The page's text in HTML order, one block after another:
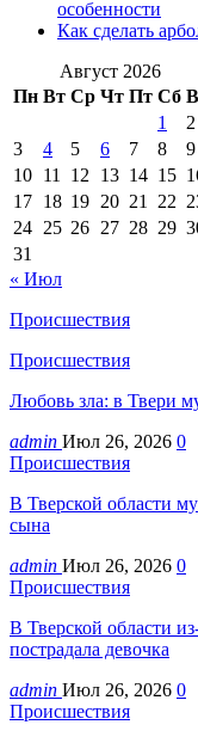
особенности
Как сделать
Август 2026
Пн Вт Ср Чт Пт Сб
1
2
3
4 5 6 7 8
9
10 11 12 13 14 15
17 18 19 20 21 22
24 25 26 27 28 29
31
« Июл
Происшествия
Происшествия
Любовь зла: в Твери
admin Июл 26, 2026 0
Происшествия
В Тверской области
сына
admin Июл 26, 2026 0
Происшествия
В Тверской области
пострадала девочка
admin Июл 26, 2026 0
Происшествия